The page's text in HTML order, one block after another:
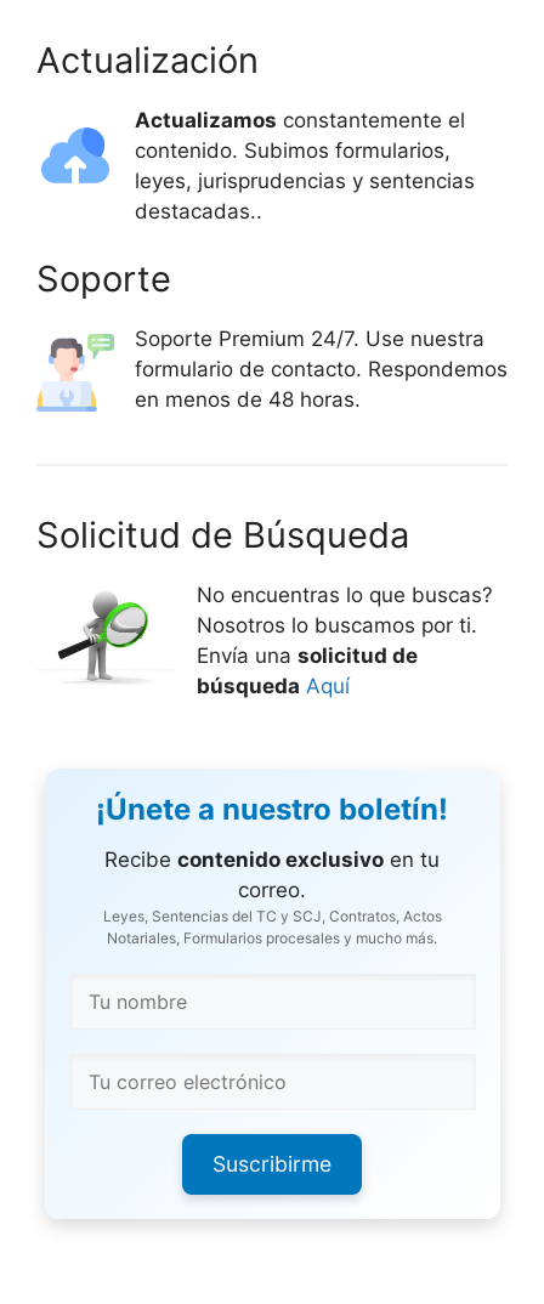
Actualización
Actualizamos constantemente el
contenido. Subimos formularios,
leyes, jurisprudencias y sentencias
destacadas..
Soporte
Soporte Premium 24/7. Use nuestra
formulario de contacto. Respondemos
en menos de 48 horas.
Solicitud de Búsqueda
No encuentras lo que buscas?
Nosotros lo buscamos por ti.
Envía una solicitud de
búsqueda Aquí
¡Únete a nuestro boletín!
Recibe contenido exclusivo en tu
correo.
Leyes, Sentencias del TC y SCJ, Contratos, Actos
Notariales, Formularios procesales y mucho más.
Suscribirme